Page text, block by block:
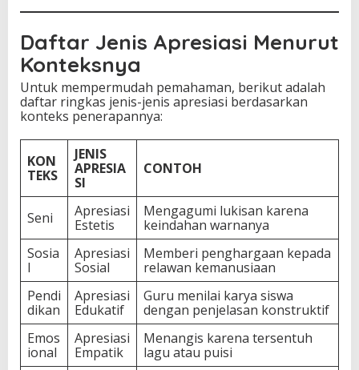
Daftar Jenis Apresiasi Menurut
Konteksnya
Untuk mempermudah pemahaman, berikut adalah
daftar ringkas jenis-jenis apresiasi berdasarkan
konteks penerapannya:
KON
TEKS
JENIS
APRESIA
SI
CONTOH
Seni
Apresiasi
Estetis
Mengagumi lukisan karena
keindahan warnanya
Sosia
l
Apresiasi
Sosial
Memberi penghargaan kepada
relawan kemanusiaan
Pendi
dikan
Apresiasi
Edukatif
Guru menilai karya siswa
dengan penjelasan konstruktif
Emos
ional
Apresiasi
Empatik
Menangis karena tersentuh
lagu atau puisi